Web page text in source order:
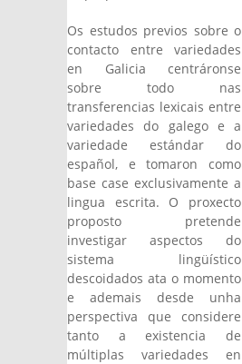
Os estudos previos sobre o
contacto entre variedades
en Galicia centráronse
sobre todo nas
transferencias lexicais entre
variedades do galego e a
variedade estándar do
español, e tomaron como
base case exclusivamente a
lingua escrita. O proxecto
proposto pretende
investigar aspectos do
sistema lingüístico
descoidados ata o momento
e ademais desde unha
perspectiva que considere
tanto a existencia de
múltiplas variedades en